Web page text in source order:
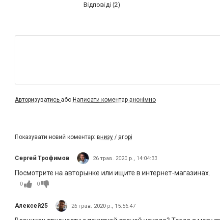
Відповіді (2)
Авторизуватись або Написати коментар анонімно
Показувати новий коментар: внизу / вгорі
Сергей Трофимов 26 трав. 2020 р., 14:04:33
Посмотрите на авторынке или ищите в интернет-магазинах.
0 0
Алексей25 26 трав. 2020 р., 15:56:47